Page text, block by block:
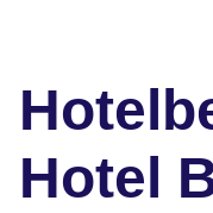
Hotel